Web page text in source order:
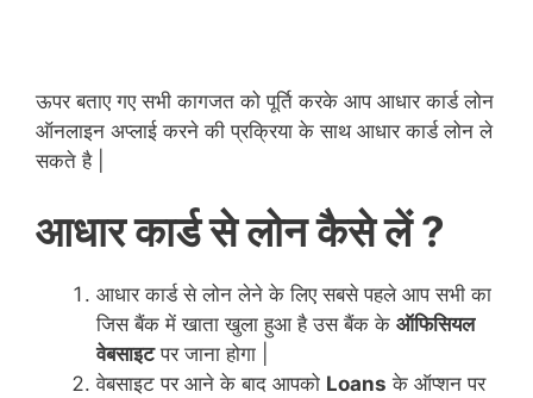
ऊपर बताए गए सभी कागजत को पूर्ति करके आप आधार कार्ड लोन
ऑनलाइन अप्लाई करने की प्रक्रिया के साथ आधार कार्ड लोन ले
सकते है |
आधार कार्ड से लोन कैसे लें ?
आधार कार्ड से लोन लेने के लिए सबसे पहले आप सभी का
जिस बैंक में खाता खुला हुआ है उस बैंक के ऑफिसियल
वेबसाइटपर जाना होगा |
वेबसाइट पर आने के बाद आपको Loans के ऑप्शन पर